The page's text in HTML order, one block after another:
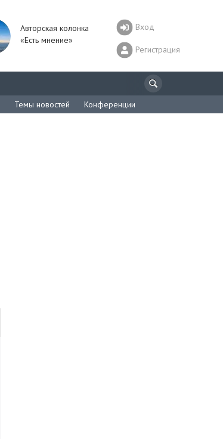
Авторская колонка
«Есть мнение»
Вход
Регистрация
Темы новостей Конференции